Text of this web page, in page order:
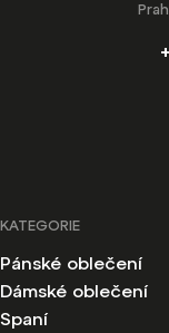
KATEGORIE
Pánské oblečení
Dámské oblečení
Spaní